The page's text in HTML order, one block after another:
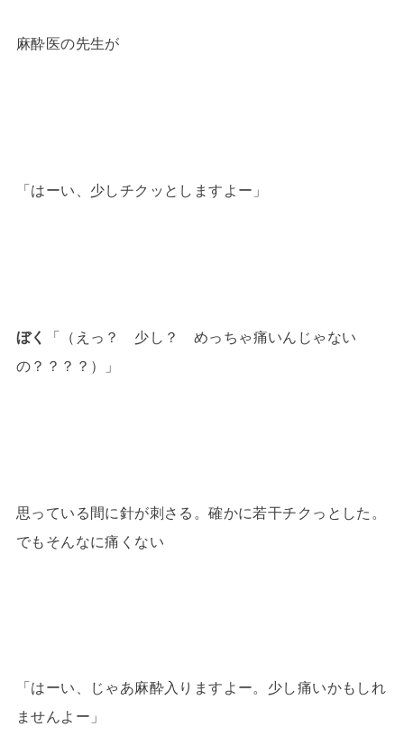
麻酔医の先生が
「はーい、少しチクッとしますよー」
ぼく
「（えっ？ 少し？ めっちゃ痛いんじゃない
の？？？？）」
思っている間に針が刺さる。確かに若干チクっとした。
でもそんなに痛くない
「はーい、じゃあ麻酔入りますよー。少し痛いかもしれ
ませんよー」